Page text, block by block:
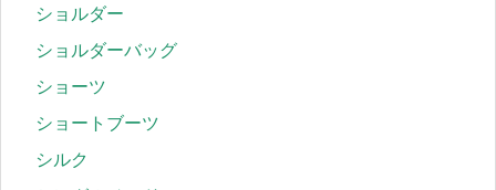
ショルダー
ショルダーバッグ
ショーツ
ショートブーツ
シルク